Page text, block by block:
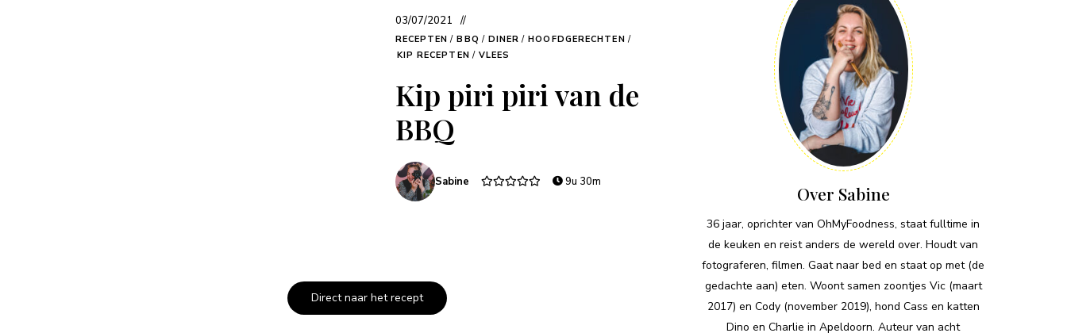
03/07/2021
RECEPTEN / BBQ / DINER / HOOFDGERECHTEN /
KIP RECEPTEN / VLEES
Kip piri piri van de
BBQ
Sabine 9u 30m
Direct naar het recept
Over Sabine
36 jaar, oprichter van OhMyFoodness, staat fulltime in
de keuken en reist anders de wereld over. Houdt van
fotograferen, filmen. Gaat naar bed en staat op met (de
gedachte aan) eten. Woont samen zoontjes Vic (maart
2017) en Cody (november 2019), hond Cass en katten
Dino en Charlie in Apeldoorn. Auteur van acht